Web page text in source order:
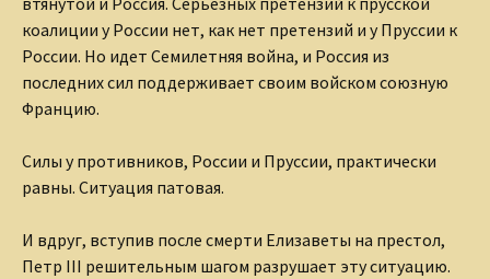
коалиции у России нет, как нет претензий и у Пруссии к
России. Но идет Семилетняя война, и Россия из
последних сил поддерживает своим войском союзную
Францию.
Силы у противников, России и Пруссии, практически
равны. Ситуация патовая.
И вдруг, вступив после смерти Елизаветы на престол,
Петр III решительным шагом разрушает эту ситуацию.